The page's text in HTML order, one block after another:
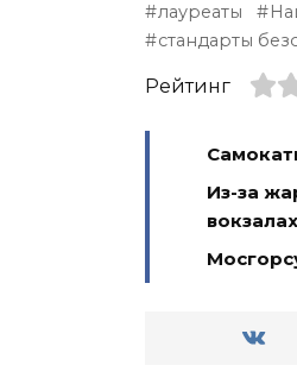
лауреаты
стандарты
Рейтинг
Из-за
вокзалах